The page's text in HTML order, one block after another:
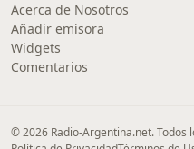
Acerca de Nosotros
Añadir emisora
Widgets
Comentarios
© 2026 Radio-Argentina.net. Todos